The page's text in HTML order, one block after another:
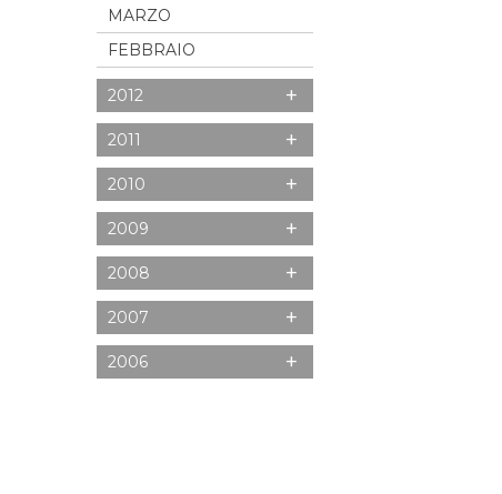
MARZO
FEBBRAIO
2012 +
2011 +
2010 +
2009 +
2008 +
2007 +
2006 +